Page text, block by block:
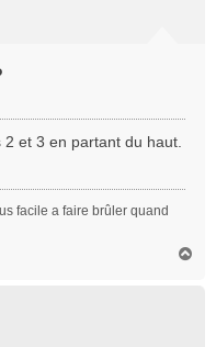
et 3 en partant du haut.
facile a faire brûler quand